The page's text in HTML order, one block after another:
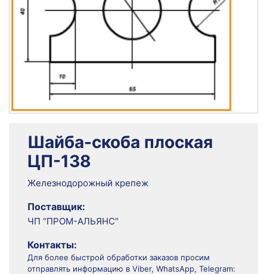
Шайба-скоба плоская
ЦП-138
Железнодорожный крепеж
Поставщик:
ЧП “ПРОМ-АЛЬЯНС”
Контакты:
Для более быстрой обработки заказов просим
отправлять информацию в Viber, WhatsApp, Telegram: